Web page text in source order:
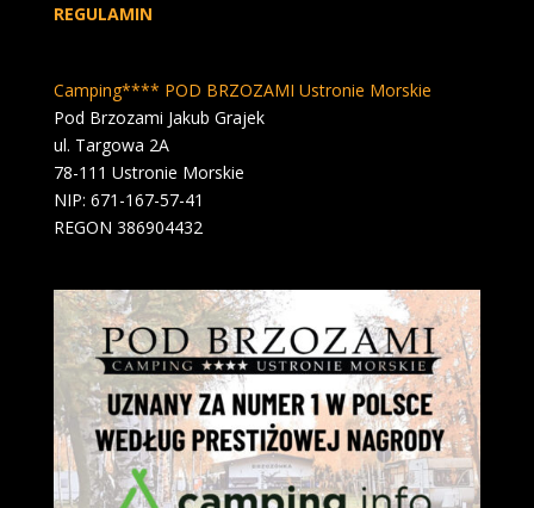
REGULAMIN
Camping**** POD BRZOZAMI Ustronie Morskie
Pod Brzozami Jakub Grajek
ul. Targowa 2A
78-111 Ustronie Morskie
NIP: 671-167-57-41
REGON 386904432